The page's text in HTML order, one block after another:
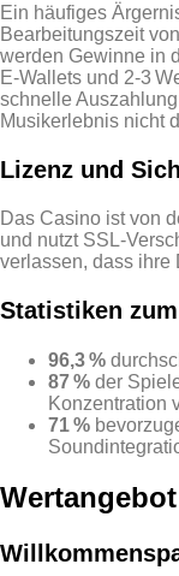
Ein häufiges
Bearbeitungszeit
werden Gewinne in
E‑Wallets und 2‑3
schnelle
Musikerlebnis nicht
Lizenz und
Das Casino ist von
und nutzt
verlassen, dass ihre
Statistiken
96,3 %
87 % der
Konzentration
71 %